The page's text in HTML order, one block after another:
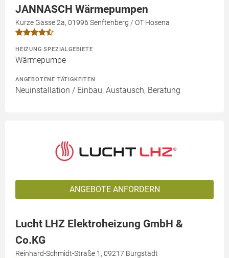
JANNASCH Wärmepumpen
Kurze Gasse 2a, 01996 Senftenberg / OT Hosena
HEIZUNG SPEZIALGEBIETE
Wärmepumpe
ANGEBOTENE TÄTIGKEITEN
Neuinstallation / Einbau, Austausch, Beratung
ANGEBOTE ANFORDERN
Lucht LHZ Elektroheizung GmbH &
Co.KG
Reinhard-Schmidt-Straße 1, 09217 Burgstädt